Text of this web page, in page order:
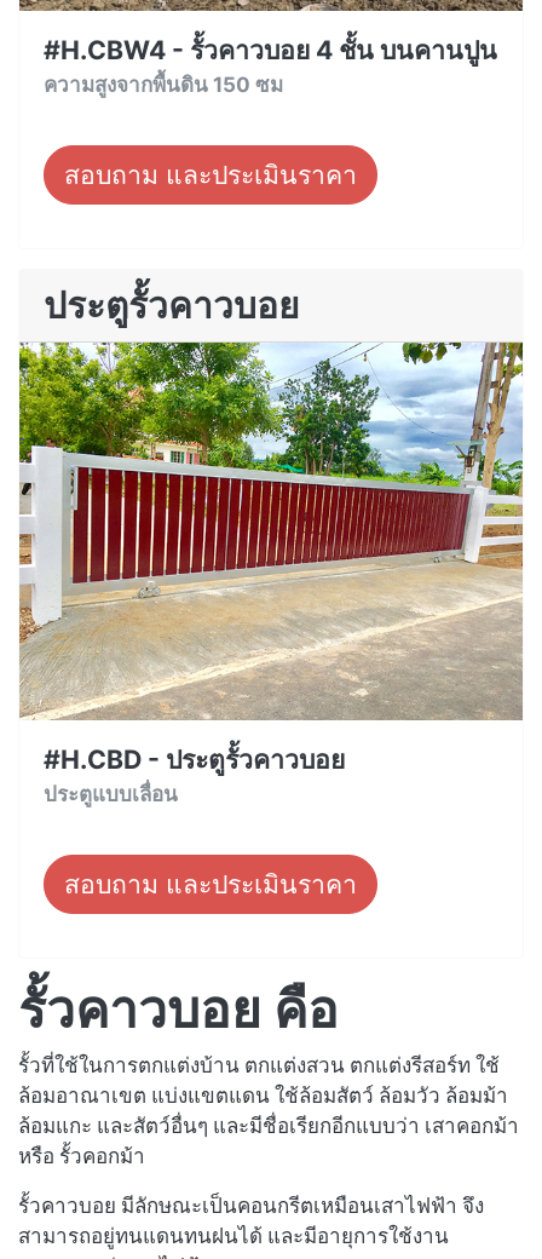
#H.CBW4 - รั้วคาวบอย 4 ชั้น บนคานปูน
ความสูงจากพื้นดิน 150 ซม
สอบถาม และประเมินราคา
ประตูรั้วคาวบอย
#H.CBD - ประตูรั้วคาวบอย
ประตูแบบเลื่อน
สอบถาม และประเมินราคา
รั้วคาวบอย คือ
รั้วที่ใช้ในการตกแต่งบ้าน ตกแต่งสวน ตกแต่งรีสอร์ท ใช้
ล้อมอาณาเขต แบ่งแขตแดน ใช้ล้อมสัตว์ ล้อมวัว ล้อมม้า
ล้อมแกะ และสัตว์อื่นๆ และมีชื่อเรียกอีกแบบว่า เสาคอกม้า
หรือ รั้วคอกม้า
รั้วคาวบอย มีลักษณะเป็นคอนกรีตเหมือนเสาไฟฟ้า จึง
สามารถอยู่ทนแดนทนฝนได้ และมีอายุการใช้งาน